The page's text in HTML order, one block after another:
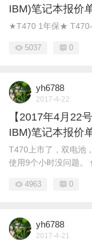
IBM)笔记本报价
★T470 1年保★ T470-
5037 0
yh6788
2017-4-22
【2017年4月22
IBM)笔记本报价
T470上市了，双电池
使用9个小时没问题。
4963 0
yh6788
2017-4-21